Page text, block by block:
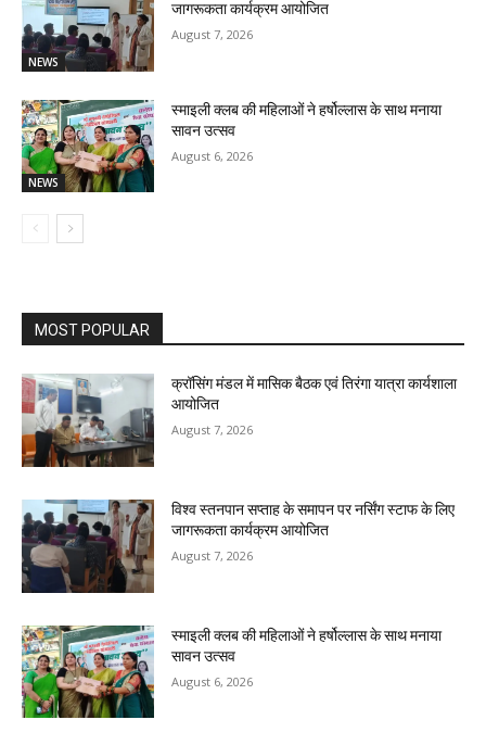
NEWS
जागरूकता कार्यक्रम आयोजित
August 7, 2026
NEWS
स्माइली क्लब की महिलाओं ने हर्षोल्लास के साथ मनाया
सावन उत्सव
August 6, 2026
MOST POPULAR
क्रॉसिंग मंडल में मासिक बैठक एवं तिरंगा यात्रा कार्यशाला
आयोजित
August 7, 2026
विश्व स्तनपान सप्ताह के समापन पर नर्सिंग स्टाफ के लिए
जागरूकता कार्यक्रम आयोजित
August 7, 2026
स्माइली क्लब की महिलाओं ने हर्षोल्लास के साथ मनाया
सावन उत्सव
August 6, 2026